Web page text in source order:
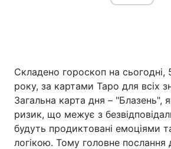
Складено гороскоп на сьогодні,
року, за картами Таро для всіх
Загальна карта дня – "Блазень",
ризик, що межує з
будуть продиктовані емоціями
логікою. Тому головне послання